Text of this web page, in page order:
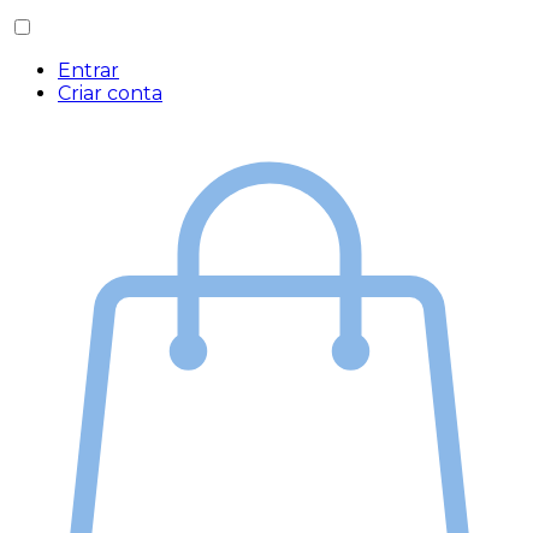
Entrar
Criar conta